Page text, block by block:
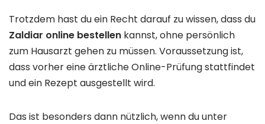
Trotzdem hast du ein Recht darauf zu wissen, dass du
Zaldiar online bestellen kannst, ohne persönlich
zum Hausarzt gehen zu müssen. Voraussetzung ist,
dass vorher eine ärztliche Online-Prüfung stattfindet
und ein Rezept ausgestellt wird.
Das ist besonders dann nützlich, wenn du unter